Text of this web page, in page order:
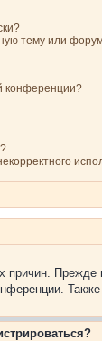
тему или
конференции?
причин. Прежде